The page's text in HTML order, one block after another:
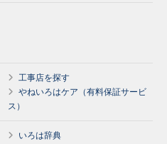
工事店を探す
やねいろはケア（有料保証サービ
ス）
いろは辞典